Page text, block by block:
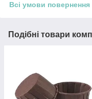
Всі умови повернення
Подібні товари